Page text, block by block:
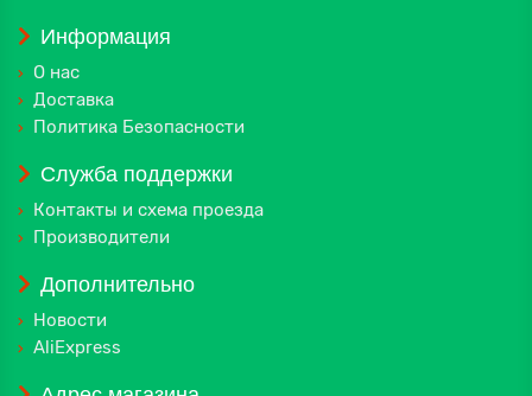
Информация
О нас
Доставка
Политика Безопасности
Служба поддержки
Контакты и схема проезда
Производители
Дополнительно
Новости
AliExpress